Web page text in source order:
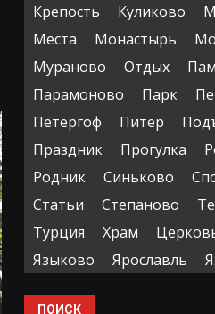
Крепость
Куликово
Места
Монастырь
Мураново
Отдых
Парамоново
Парк
Петергоф
Питер
Праздник
Прогулка
Родник
Синьково
Статьи
Степаново
Турция
Храм
Языково
Ярославль
ПОИСК